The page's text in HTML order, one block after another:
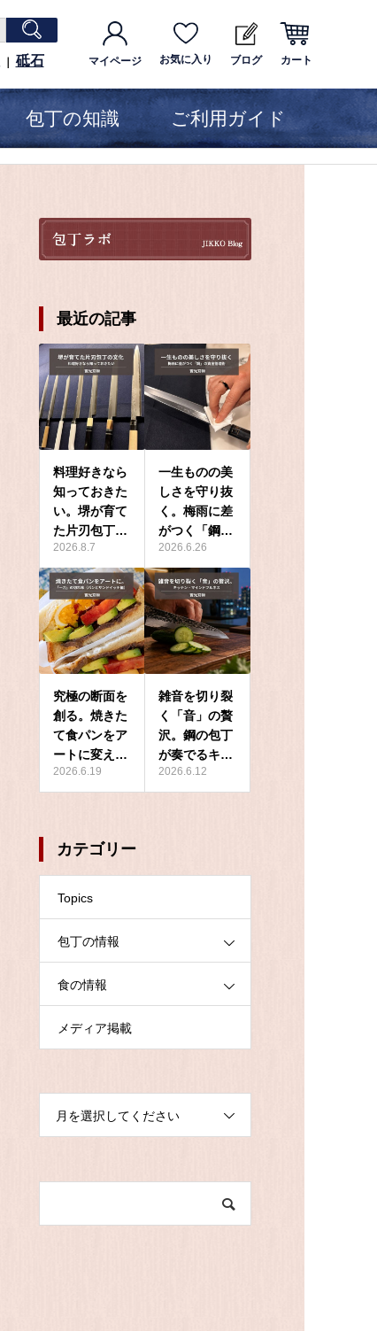
砥石 マイページ お気に入り ブログ カート
包丁の知識 ご利用ガイド
最近の記事
料理好きなら
知っておきた
い。堺が育て
た片刃包丁…
2026.8.7
一生ものの美
しさを守り抜
く。梅雨に差
がつく「鋼…
2026.6.26
究極の断面を
創る。焼きた
て食パンをア
ートに変え…
2026.6.19
雑音を切り裂
く「音」の贅
沢。鋼の包丁
が奏でるキ…
2026.6.12
カテゴリー
Topics
包丁の情報
食の情報
メディア掲載
月を選択してください